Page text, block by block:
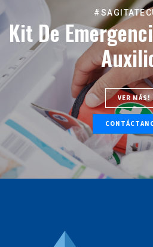
Kit De
VER MÁS!